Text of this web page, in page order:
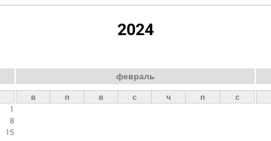
2024
1
8
15
февраль
в п в с ч п с